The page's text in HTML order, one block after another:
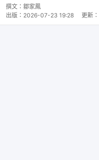
撰文： 鄒家鳳
出版： 2026-07-23 19:28 更新：